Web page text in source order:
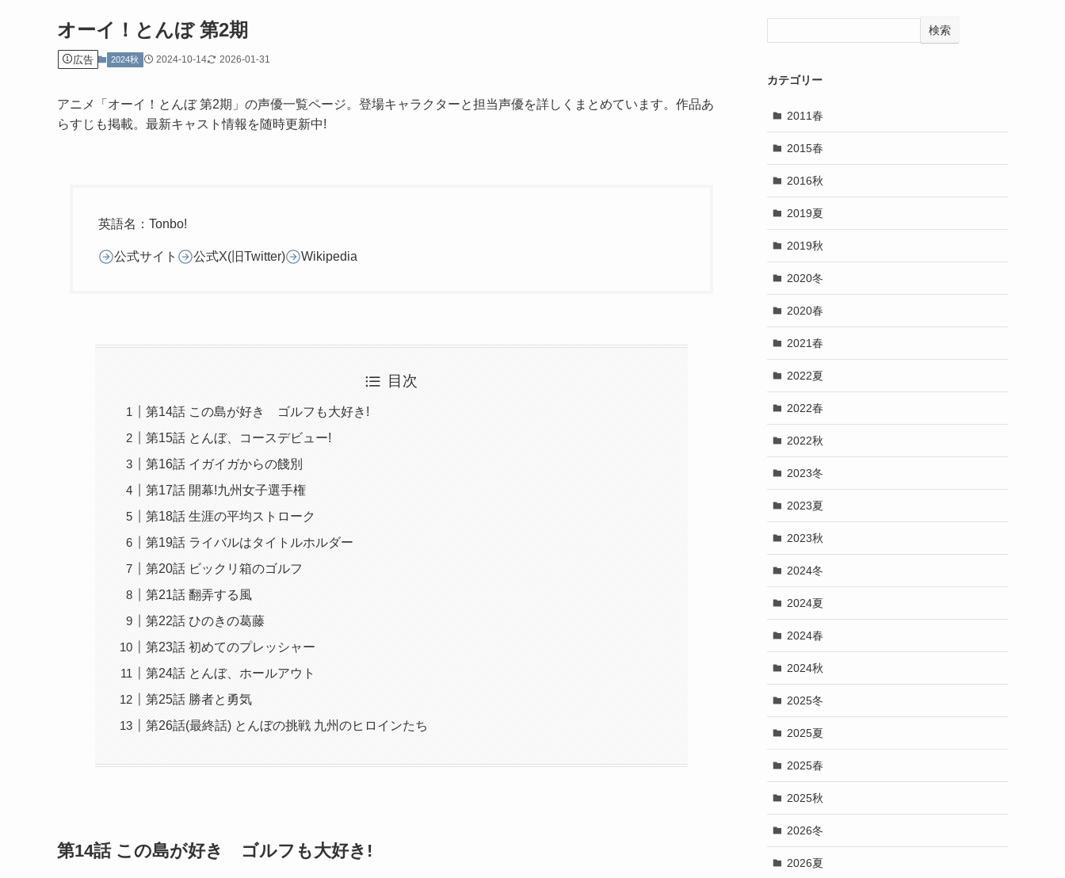
オーイ！とんぼ 第2期
広告 2024秋 2024-10-14 2026-01-31
アニメ「オーイ！とんぼ 第2期」の声優一覧ページ。登場キャラクターと担当声優を詳しくまとめています。作品あ
らすじも掲載。最新キャスト情報を随時更新中!
英語名：Tonbo!
公式サイト 公式X(旧Twitter) Wikipedia
目次
第14話 この島が好き ゴルフも大好き!
第15話 とんぼ、コースデビュー!
第16話 イガイガからの餞別
第17話 開幕!九州女子選手権
第18話 生涯の平均ストローク
第19話 ライバルはタイトルホルダー
第20話 ビックリ箱のゴルフ
第21話 翻弄する風
第22話 ひのきの葛藤
第23話 初めてのプレッシャー
第24話 とんぼ、ホールアウト
第25話 勝者と勇気
第26話(最終話) とんぼの挑戦 九州のヒロインたち
第14話 この島が好き ゴルフも大好き!
検索
カテゴリー
2011春
2015春
2016秋
2019夏
2019秋
2020冬
2020春
2021春
2022夏
2022春
2022秋
2023冬
2023夏
2023秋
2024冬
2024夏
2024春
2024秋
2025冬
2025夏
2025春
2025秋
2026冬
2026夏